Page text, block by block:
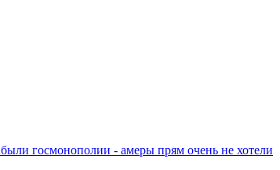
госмонополии - амеры прям очень не хотели